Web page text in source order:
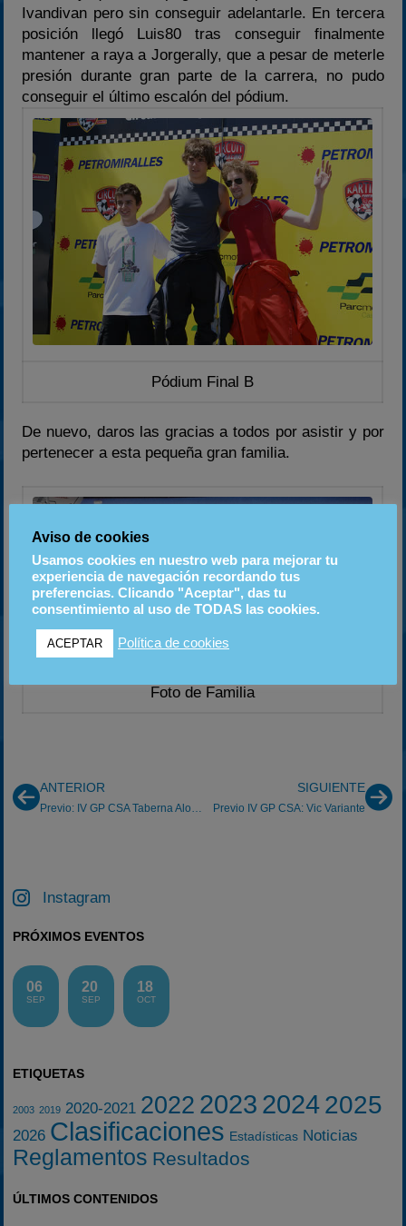
Ivandivan pero sin conseguir adelantarle. En tercera
posición llegó Luis80 tras conseguir finalmente
mantener a raya a Jorgerally, que a pesar de meterle
presión durante gran parte de la carrera, no pudo
conseguir el último escalón del pódium.
Pódium Final B
De nuevo, daros las gracias a todos por asistir y por
pertenecer a esta pequeña gran familia.
Foto de Familia
ANTERIOR
Previo: IV GP CSA Taberna Alonso 2013: Mozota 5/05/2013
SIGUIENTE
Previo IV GP CSA: Vic Variante
Instagram
PRÓXIMOS EVENTOS
06
SEP
20
SEP
18
OCT
ETIQUETAS
2003 2019 2020-2021 2022 2023 20242025
2026 Clasificaciones Estadísticas Noticias
Reglamentos Resultados
ÚLTIMOS CONTENIDOS
Aviso de cookies
Usamos cookies en nuestro web para mejorar tu
experiencia de navegación recordando tus
preferencias. Clicando "Aceptar", das tu
consentimiento al uso de TODAS las cookies.
ACEPTAR Política de cookies